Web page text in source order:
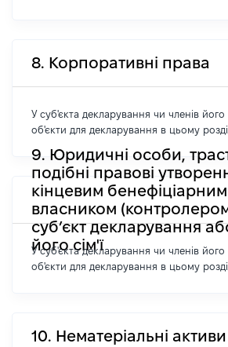
8. Корпоративні права
У суб'єкта декларування чи членів його
об'єкти для декларування в цьому
9. Юридичні особи,
подібні правові
кінцевим бенефіціарним
власником
суб’єкт декларування
його сім'ї
У суб'єкта декларування чи членів його
об'єкти для декларування в цьому
10. Нематеріальні активи